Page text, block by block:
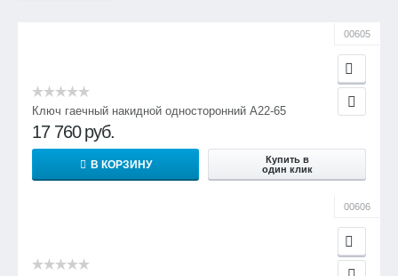
00605
Ключ гаечный накидной односторонний А22-65
17 760 руб.
В КОРЗИНУ
Купить в
один клик
00606